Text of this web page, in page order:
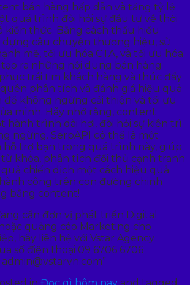
bán hàng hấp dẫn và tăng tỷ lệ
quá trình đòi hỏi sự đầu tư về thời
kiến thức. Bằng cách thấu hiểu
dựng câu chuyện thương hiệu, sử
mẽ, tối ưu hóa CTA, và tối ưu hóa
tạo ra những nội dung bán hàng
trái tim khách hàng và thúc đẩy
phân tích và đánh giá hiệu quả
để không ngừng cải thiện và tối ưu
mình. Hãy nhớ rằng, content
hành trình dài hơi, đòi hỏi sự kiên trì
ngừng. SerpAPI có thể là một
hỗ trợ bạn trong quá trình này, giúp
khóa, phân tích đối thủ cạnh tranh
chiến dịch một cách hiệu quả
công trên con đường chinh
bằng content!
cần đơn vị phát triển Digital
quảng cáo Marketing cho
hãy liên hệ với Vstar Agency
số điện thoại 09 6706 6706
admin@vstarvn.com”